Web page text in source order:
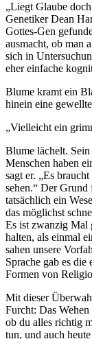
„Liegt Glaube
Genetiker Dean
Gottes-Gen
ausmacht, ob man
sich in
eher einfache
Blume kramt ein
hinein eine
„Vielleicht ein
Blume lächelt.
Menschen haben
sagt er. „Es
sehen.“ Der Grund
tatsächlich ein
das möglichst
Es ist zwanzig Mal
halten, als einmal
sahen unsere
Sprache gab es die
Formen von
Mit dieser
Furcht: Das
ob du alles richtig
tun, und auch